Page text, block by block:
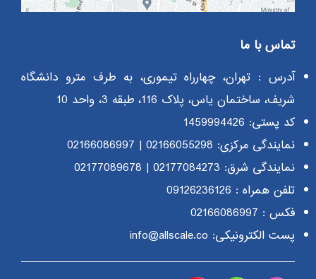
تماس با ما
آدرس : تهران، چهارراه تیموری، به طرف مترو دانشگاه
شریف، ساختمان یاس، پلاک 116، طبقه 3، واحد 10
کد پستی: 1459994426
نمایندگی مرکزی: 02166055298
|
02166086997
نمایندگی شرق: 02177084273
|
02177089678
تلفن همراه : 09126236126
فکس : 02166086997
پست الکترونیکی: info@allscale.co